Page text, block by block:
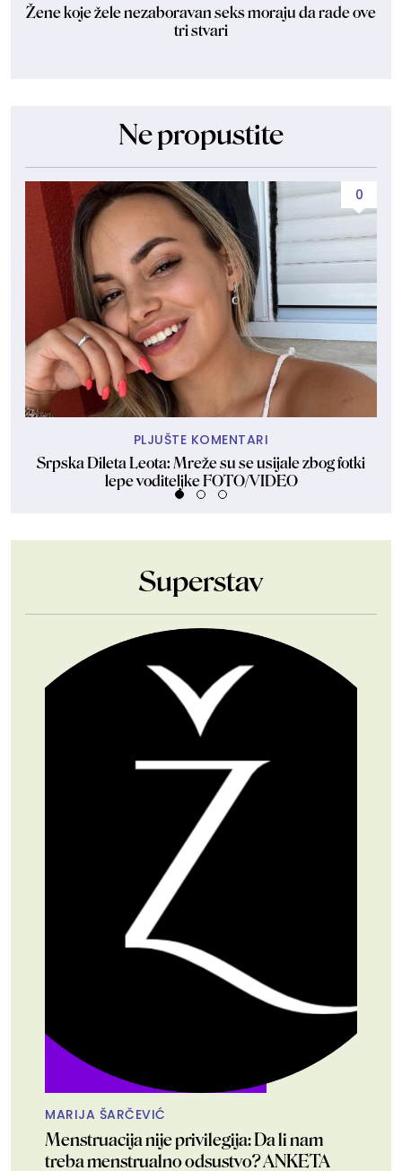
Žene koje žele nezaboravan seks moraju da rade ove
tri stvari
Ne propustite
0
PLJUŠTE KOMENTARI
Srpska Dileta Leota: Mreže su se usijale zbog fotki
lepe voditeljke FOTO/VIDEO
Superstav
MARIJA ŠARČEVIĆ
Menstruacija nije privilegija: Da li nam
treba menstrualno odsustvo? ANKETA